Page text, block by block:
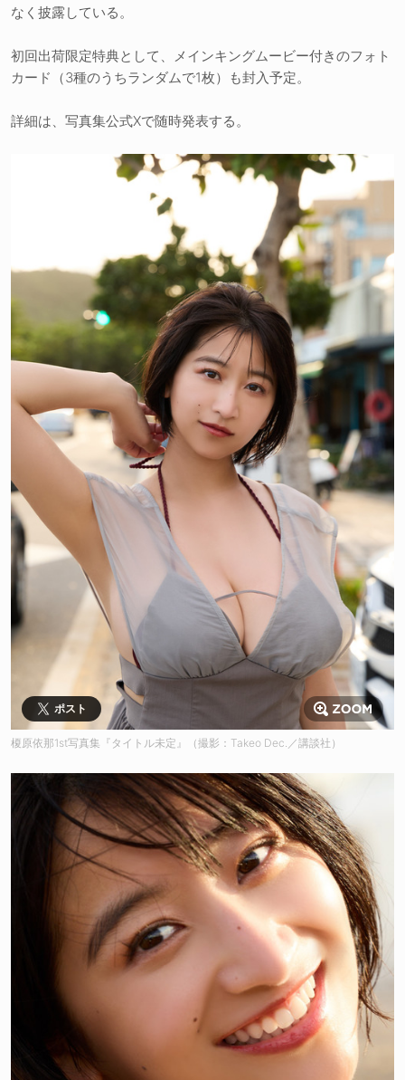
なく披露している。
初回出荷限定特典として、メインキングムービー付きのフォト
カード（3種のうちランダムで1枚）も封入予定。
詳細は、写真集公式Xで随時発表する。
ポスト
榎原依那1st写真集『タイトル未定』（撮影：Takeo Dec.／講談社）